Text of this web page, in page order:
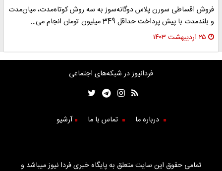
فروش اقساطی سورن پلاس دوگانه‌سوز به سه روش کوتاه‌مدت، میان‌مدت
و بلندمدت با پیش پرداخت حداقل 349 میلیون تومان انجام می‌…
۲۵ اردیبهشت ۱۴۰۳
فردانیوز در شبکه‌های اجتماعی
درباره ما تماس با ما آرشیو
تمامی حقوق این سایت متعلق به پایگاه خبری فردا نیوز میباشد و